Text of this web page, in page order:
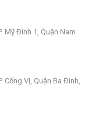
Mỹ Đình 1, Quận Nam
Cống Vị, Quận Ba Đình,